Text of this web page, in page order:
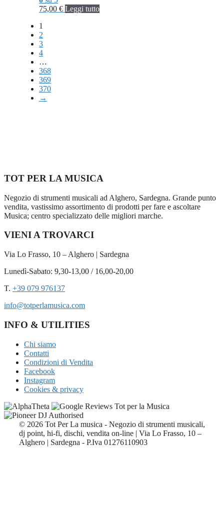
75,00 € Leggi tutto
1
2
3
4
…
368
369
370
→
TOT PER LA MUSICA
Negozio di strumenti musicali ad Alghero, Sardegna. Grande punto
vendita, vastissimo assortimento di prodotti per fare e ascoltare
Musica; centro specializzato delle migliori marche.
VIENI A TROVARCI
Via Lo Frasso, 10 – Alghero | Sardegna
Lunedì-Sabato: 9,30-13,00 / 16,00-20,00
T. +39 079 976137
info@totperlamusica.com
INFO & UTILITIES
Chi siamo
Contatti
Condizioni di Vendita
Facebook
Instagram
Cookies & privacy
© 2026 Tot Per La musica - Negozio di strumenti musicali,
dj point, hi-fi, dischi, vendita on-line | Via Lo Frasso, 10 –
Alghero | Sardegna - P.Iva 01276110903